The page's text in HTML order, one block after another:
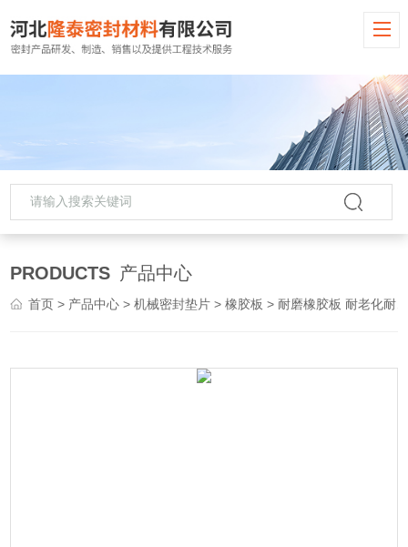
PRODUCTS 产品中心
首页 > 产品中心 >机械密封垫片 >橡胶板 > 耐磨橡胶板 耐老化耐压 质量保证 欢迎合作